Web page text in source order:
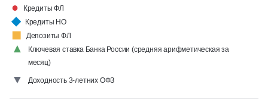
● Кредиты ФЛ
◆ Кредиты НО
◼ Депозиты ФЛ
▲
Ключевая ставка Банка России (средняя арифметическая за
месяц)
▼ Доходность 3-летних ОФЗ